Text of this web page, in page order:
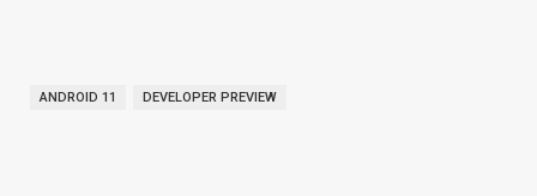
ANDROID 11 DEVELOPER PREVIEW